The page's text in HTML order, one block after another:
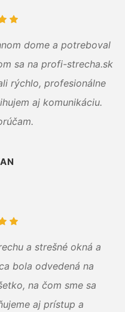
dome a potreboval
sa na profi-strecha.sk
rýchlo, profesionálne
aj komunikáciu.
a strešné okná a
bola odvedená na
na čom sme sa
aj prístup a